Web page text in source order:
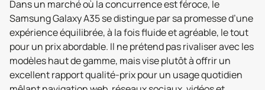
Dans un marché où la concurrence est féroce, le
Samsung Galaxy A35 se distingue par sa promesse d’une
expérience équilibrée, à la fois fluide et agréable, le tout
pour un prix abordable. Il ne prétend pas rivaliser avec les
modèles haut de gamme, mais vise plutôt à offrir un
excellent rapport qualité-prix pour un usage quotidien